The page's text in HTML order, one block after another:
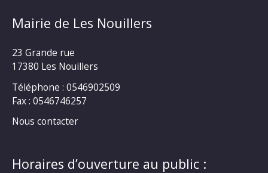
Mairie de Les Nouillers
23 Grande rue
17380 Les Nouillers
Téléphone : 0546902509
Fax : 0546746257
Nous contacter
Horaires d’ouverture au public :